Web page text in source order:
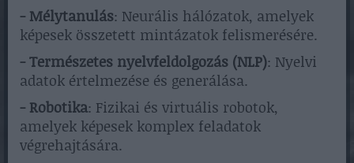
- Mélytanulás: Neurális hálózatok, amelyek
képesek összetett mintázatok felismerésére.
- Természetes nyelvfeldolgozás (NLP): Nyelvi
adatok értelmezése és generálása.
- Robotika: Fizikai és virtuális robotok,
amelyek képesek komplex feladatok
végrehajtására.